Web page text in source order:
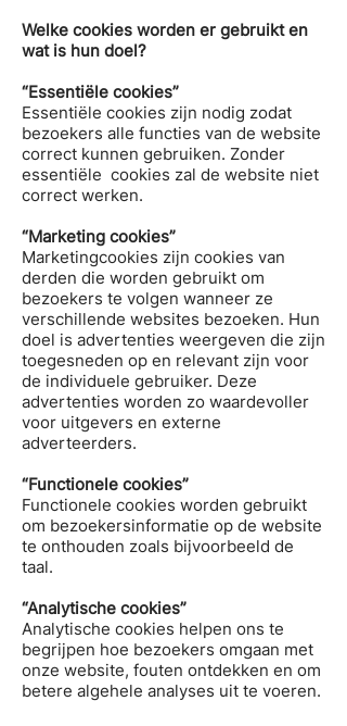
Welke cookies worden er gebruikt en
wat is hun doel?
“Essentiële cookies”
Essentiële cookies zijn nodig zodat
bezoekers alle functies van de website
correct kunnen gebruiken. Zonder
essentiële cookies zal de website niet
correct werken.
“Marketing cookies”
Marketingcookies zijn cookies van
derden die worden gebruikt om
bezoekers te volgen wanneer ze
verschillende websites bezoeken. Hun
doel is advertenties weergeven die zijn
toegesneden op en relevant zijn voor
de individuele gebruiker. Deze
advertenties worden zo waardevoller
voor uitgevers en externe
adverteerders.
“Functionele cookies”
Functionele cookies worden gebruikt
om bezoekersinformatie op de website
te onthouden zoals bijvoorbeeld de
taal.
“Analytische cookies”
Analytische cookies helpen ons te
begrijpen hoe bezoekers omgaan met
onze website, fouten ontdekken en om
betere algehele analyses uit te voeren.